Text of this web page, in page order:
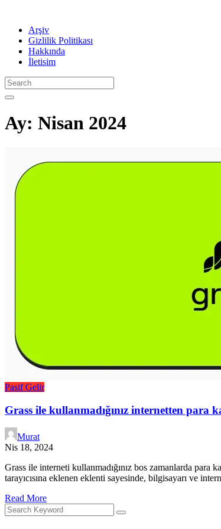
Arşiv
Gizlilik Politikası
Hakkında
İletisim
Ay: Nisan 2024
Pasif Gelir
Grass ile kullanmadığınız internetten para
Murat
Nis 18, 2024
Grass ile interneti kullanmadığınız bos zamanlarda para
tarayıcısına eklenen eklenti sayesinde, bilgisayarı ve
Read More